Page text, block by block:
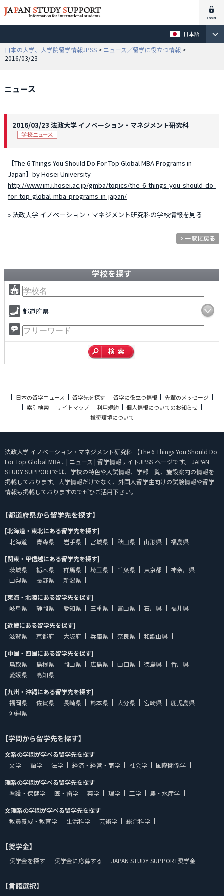
日本語
日本の大学、大学院留学情報JPSS > ニュース／留学に役立つ情報 >
2016/03/23
ニュース
2016/03/23 法政大学 イノベーション・マネジメント研究科
【The 6 Things You Should Do For Top Global MBA Programs in
Japan】by Hosei University
http://www.im.i.hosei.ac.jp/gmba/topics/the-6-things-you-should-do-
for-top-global-mba-programs-in-japan/
» 法政大学 イノベーション・マネジメント研究科の学校情報を見る
学校を探す
都道府県
日本の留学ニュース 留学先を探す 留学に役立つ情報
先輩のメッセージ
索引検索
サイトマップ 利用規約
個人情報についてのお知らせ
推奨環境について
法政大学 イノベーション・マネジメント研究科 【The 6 Things You Should Do
For Top Global MBA... | ニュース | 留学情報サイトJPSS ページです。 JAPAN
STUDY SUPPORTでは、学校の特色や入試情報、学部一覧、施設案内の情報を
掲載しております。大学情報だけでなく、外国人留学生向けの試験情報や留学
情報も掲載しておりますのでぜひご活用下さい。
【都道府県から留学先を探す】
[北海道・東北にある留学先を探す]
北海道
青森県 岩手県 宮城県 秋田県 山形県
福島県
[関東・甲信越にある留学先を探す]
茨城県
栃木県 群馬県 埼玉県 千葉県 東京都
神奈川県
山梨県
長野県
新潟県
[東海・北陸にある留学先を探す]
岐阜県
静岡県 愛知県 三重県 富山県 石川県
福井県
[近畿にある留学先を探す]
滋賀県
京都府 大阪府 兵庫県 奈良県
和歌山県
[中国・四国にある留学先を探す]
鳥取県
島根県 岡山県 広島県 山口県 徳島県
香川県
愛媛県
高知県
[九州・沖縄にある留学先を探す]
福岡県
佐賀県 長崎県 熊本県 大分県 宮崎県
鹿児島県
沖縄県
【学問から留学先を探す】
文系の学問が学べる留学先を探す
文学
語学 法学 経済・経営・商学 社会学
国際関係学
理系の学問が学べる留学先を探す
看護・保健学
医・歯学 薬学 理学 工学
農・水産学
文理系の学問が学べる留学先を探す
教員養成・教育学
生活科学 芸術学 総合科学
【奨学金】
奨学金を探す 奨学金に応募する JAPAN STUDY SUPPORT奨学金
【言語選択】